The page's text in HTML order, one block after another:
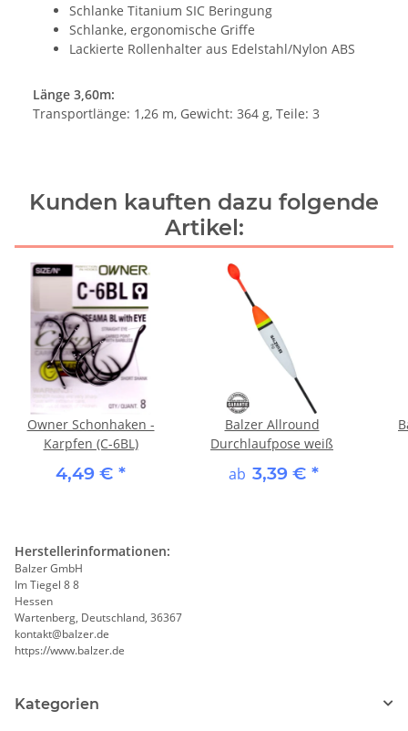
Schlanke Titanium SIC Beringung
Schlanke, ergonomische Griffe
Lackierte Rollenhalter aus Edelstahl/Nylon ABS
Länge 3,60m:
Transportlänge: 1,26 m, Gewicht: 364 g, Teile: 3
Kunden kauften dazu folgende
Artikel:
Owner Schonhaken -
Karpfen (C-6BL)
4,49 € *
Balzer Allround
Durchlaufpose weiß
ab 3,39 € *
Herstellerinformationen:
Balzer GmbH
Im Tiegel 8 8
Hessen
Wartenberg, Deutschland, 36367
kontakt@balzer.de
https://www.balzer.de
Kategorien